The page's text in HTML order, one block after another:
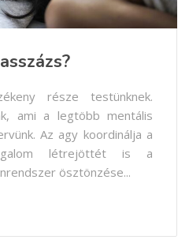
része testünknek.
ami a legtöbb mentális
Az agy koordinálja a
létrejöttét is a
ösztönzése...